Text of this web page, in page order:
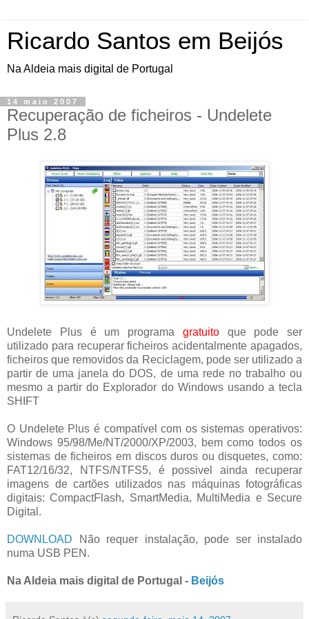
Ricardo Santos em Beijós
Na Aldeia mais digital de Portugal
14 maio 2007
Recuperação de ficheiros - Undelete
Plus 2.8
Undelete Plus é um programa gratuitoque pode ser
utilizado para recuperar ficheiros acidentalmente apagados,
ficheiros que removidos da Reciclagem, pode ser utilizado a
partir de uma janela do DOS, de uma rede no trabalho ou
mesmo a partir do Explorador do Windows usando a tecla
SHIFT
O Undelete Plus é compatível com os sistemas operativos:
Windows 95/98/Me/NT/2000/XP/2003, bem como todos os
sistemas de ficheiros em discos duros ou disquetes, como:
FAT12/16/32, NTFS/NTFS5, é possivel ainda recuperar
imagens de cartões utilizados nas máquinas fotográficas
digitais: CompactFlash, SmartMedia, MultiMedia e Secure
Digital.
DOWNLOAD Não requer instalação, pode ser instalado
numa USB PEN.
Na Aldeia mais digital de Portugal - Beijós